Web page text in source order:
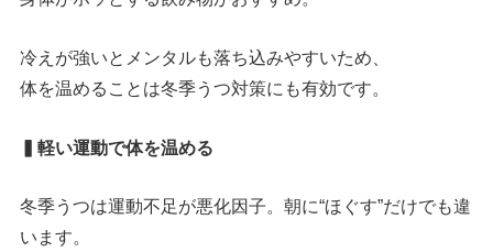
冷えが強いとメンタルも落ち込みやすいため、
体を温めることは冬季うつ対策にも有効です。
▍軽い運動で体を温める
冬季うつは運動不足が悪化因子。朝に“ほぐす”だけでも違
います。